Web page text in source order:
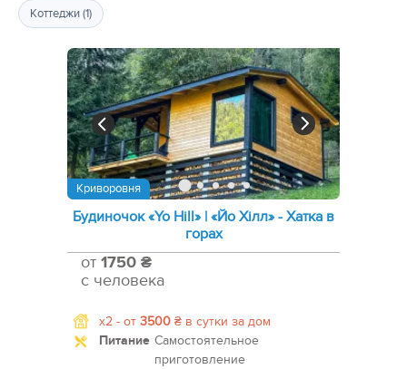
Коттеджи (1)
Криворовня
Будиночок «Yo Hill» | «Йо Хілл» - Хатка в
горах
от 1750 ₴
с человека
x2 - от 3500 ₴ в сутки за дом
Питание Самостоятельное
приготовление